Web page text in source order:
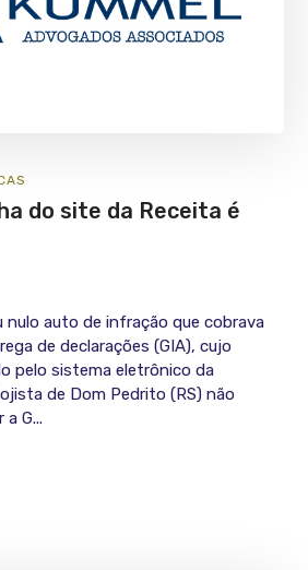
do site da Receita é
nulo auto de infração que cobrava
de declarações (GIA), cujo
pelo sistema eletrônico da
de Dom Pedrito (RS) não
G...